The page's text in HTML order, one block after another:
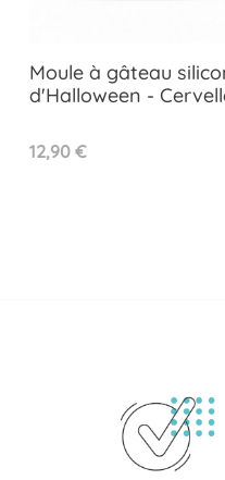
Moule à gâteau
d'Halloween -
Prix
12,90 €